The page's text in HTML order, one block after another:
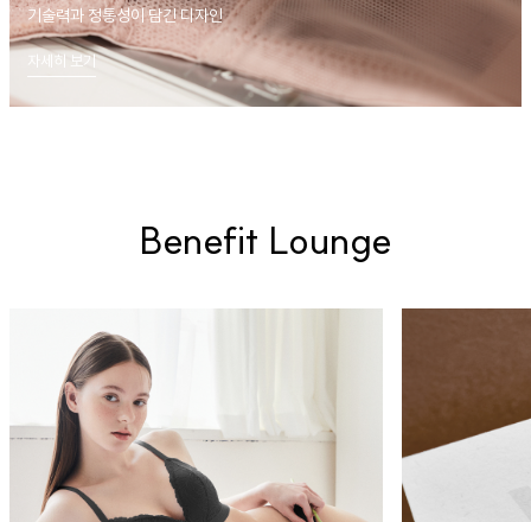
기술력과 정통성이 담긴 디자인
자세히 보기
Benefit Lounge